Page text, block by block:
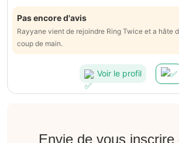
Pas encore d'avis
Rayyane vient de rejoindre Ring Twice et a hâte
coup de main.
Voir le profil
Envie de vous inscrire